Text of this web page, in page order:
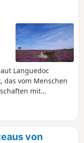
Languedoc
das vom Menschen
mit
Möglichkeit, die
aber dafür ist
von